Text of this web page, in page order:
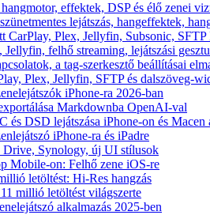
effektek, DSP és élő zenei
lejátszás, hangeffektek,
CarPlay, Plex, Jellyfin, Subsonic, SFTP
felhő streaming, lejátszási
a tag-szerkesztő beállításai
Plex, Jellyfin, SFTP és dalszöveg-
iPhone-ra 2026-ban
Markdownba OpenAI-val
és DSD lejátszása iPhone-on és Macen
iPhone-ra és iPadre
Synology, új UI stílusok
Mobile-on: Felhő zene iOS-re
letöltést: Hi-Res hangzás
millió letöltést világszerte
alkalmazás 2025-ben